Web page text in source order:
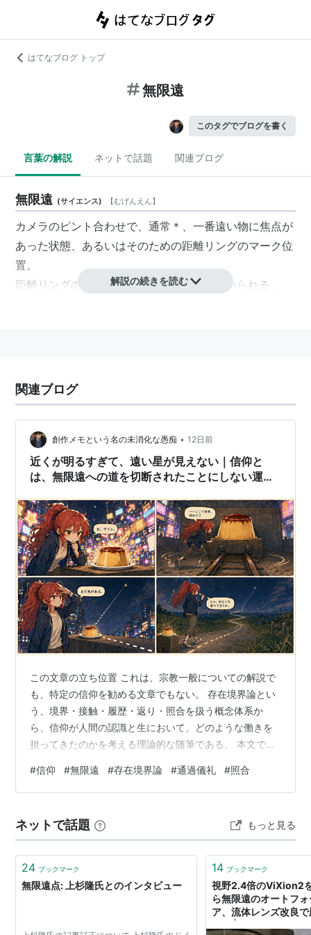
はてなブログ トップ
無限遠
このタグでブログを書く
言葉の解説 ネットで話題 関連ブログ
無限遠 (サイエンス) 【むげんえん】
カメラのピント合わせで、通常＊、一番遠い物に焦点が
あった状態、あるいはそのための距離リングのマーク位
置。
距離リングのマークでは、∞が一般的に用いられる。
解説の続きを読む
関連ブログ
創作メモという名の未消化な愚痴 • 12日前
近くが明るすぎて、遠い星が見えない｜信仰と
は、無限遠への道を切断されたことにしない運動
この文章の立ち位置 これは、宗教一般についての解説で
も、特定の信仰を勧める文章でもない。 存在境界論とい
う、境界・接触・履歴・返り・照合を扱う概念体系か
ら、信仰が人間の認識と生において、どのような働きを
担ってきたのかを考える理論的な随筆である。 本文では
特定の地点を証明するためではない。 目の前に見えてい
るものを世界のすべてにせず、現在の根拠面より遠い場
の立ち位置 1 信仰とは何か 2 無限遠点は何をしているの
か 3 なぜ信仰は失われるのか 4 眼は騙されるが、概念は
騙されない 5 信仰はど…
#信仰 #無限遠 #存在境界論 #通過儀礼 #照合
ネットで話題 もっと見る
24 ブックマーク
無限遠点: 上杉隆氏とのインタビュー
14 ブックマーク
視野2.4倍のViXion2
ら無限遠のオートフ
ア、流体レンズ改良